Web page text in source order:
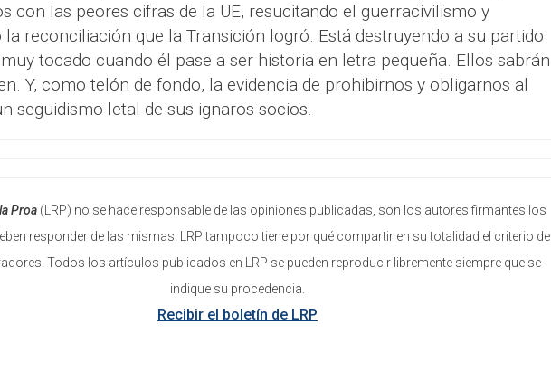
con las peores cifras de la UE, resucitando el guerracivilismo y
la reconciliación que la Transición logró. Está destruyendo a su partido
tocado cuando él pase a ser historia en letra pequeña. Ellos sabrán
Y, como telón de fondo, la evidencia de prohibirnos y obligarnos al
seguidismo letal de sus ignaros socios.
Proa(LRP) no se hace responsable de las opiniones publicadas, son los autores firmantes los
responder de las mismas. LRP tampoco tiene por qué compartir en su totalidad el criterio de
Todos los artículos publicados en LRP se pueden reproducir libremente siempre que se
indique su procedencia.
Recibir el boletín de LRP